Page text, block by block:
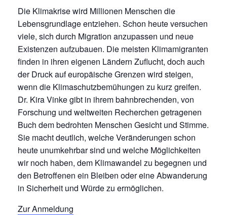
Die Klimakrise wird Millionen Menschen die
Lebensgrundlage entziehen. Schon heute versuchen
viele, sich durch Migration anzupassen und neue
Existenzen aufzubauen. Die meisten Klimamigranten
finden in ihren eigenen Ländern Zuflucht, doch auch
der Druck auf europäische Grenzen wird steigen,
wenn die Klimaschutzbemühungen zu kurz greifen.
Dr. Kira Vinke gibt in ihrem bahnbrechenden, von
Forschung und weltweiten Recherchen getragenen
Buch dem bedrohten Menschen Gesicht und Stimme.
Sie macht deutlich, welche Veränderungen schon
heute unumkehrbar sind und welche Möglichkeiten
wir noch haben, dem Klimawandel zu begegnen und
den Betroffenen ein Bleiben oder eine Abwanderung
in Sicherheit und Würde zu ermöglichen.
Zur Anmeldung